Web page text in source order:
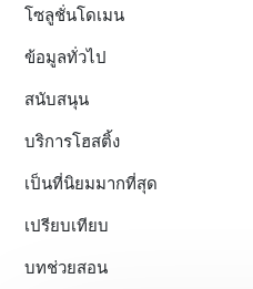
โซลูชั่นโดเมน
ข้อมูลทั่วไป
สนับสนุน
บริการโฮสติ้ง
เป็นที่นิยมมากที่สุด
เปรียบเทียบ
บทช่วยสอน